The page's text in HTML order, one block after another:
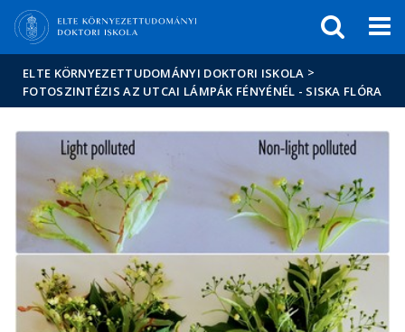
Hírek
Események
ELTE a
sajtóban
ELTE KÖRNYEZETTUDOMÁNYI DOKTORI ISKOLA >
FOTOSZINTÉZIS AZ UTCAI LÁMPÁK FÉNYÉNÉL - SISKA FLÓRA